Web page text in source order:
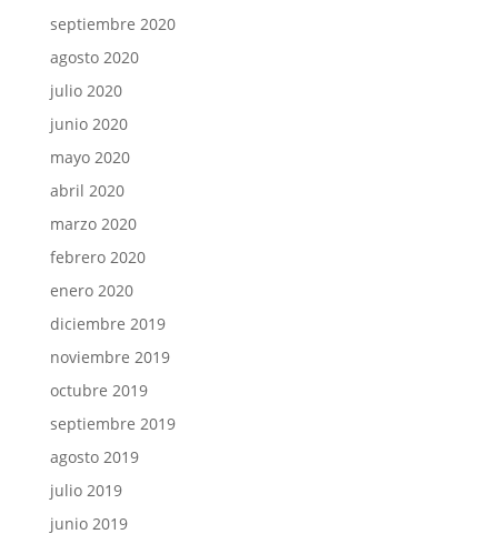
septiembre 2020
agosto 2020
julio 2020
junio 2020
mayo 2020
abril 2020
marzo 2020
febrero 2020
enero 2020
diciembre 2019
noviembre 2019
octubre 2019
septiembre 2019
agosto 2019
julio 2019
junio 2019